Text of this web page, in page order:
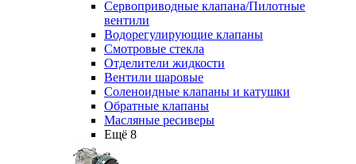
Сервоприводные клапана/Пилотные
вентили
Водорегулирующие клапаны
Смотровые стекла
Отделители жидкости
Вентили шаровые
Соленоидные клапаны и катушки
Обратные клапаны
Масляные ресиверы
Ещё 8